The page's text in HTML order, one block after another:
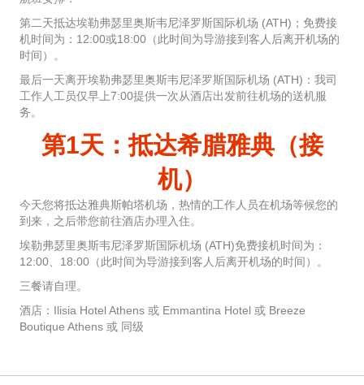
第二天抵达埃勒弗瑟里奥斯韦尼泽罗斯国际机场 (ATH)；免费接
机时间为：12:00或18:00（此时间为导游接到客人后离开机场的
时间）。
最后一天离开埃勒弗瑟里奥斯韦尼泽罗斯国际机场 (ATH)：我司
工作人工员仅早上7:00提供一次从酒店出发前往机场的送机服
务。
第1天：抵达希腊雅典（接
机）
今天您将抵达雅典斯帕塔机场，热情的工作人员在机场等候您的
到来，之后带您前往酒店办理入住。
埃勒弗瑟里奥斯韦尼泽罗斯国际机场 (ATH)免费接机时间为：
12:00、18:00（此时间为导游接到客人后离开机场的时间）。
三餐请自理。
酒店：Ilisia Hotel Athens 或 Emmantina Hotel 或 Breeze
Boutique Athens 或 同级